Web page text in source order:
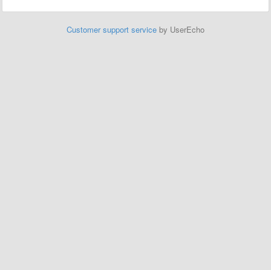
Customer support service by UserEcho